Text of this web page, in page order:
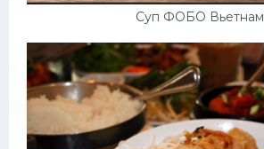
Суп ФОБО Вьетнам